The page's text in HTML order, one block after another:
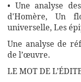
• Une analyse
d'Homère, Un
universelle, Les
Une analyse de
de l’œuvre.
LE MOT DE